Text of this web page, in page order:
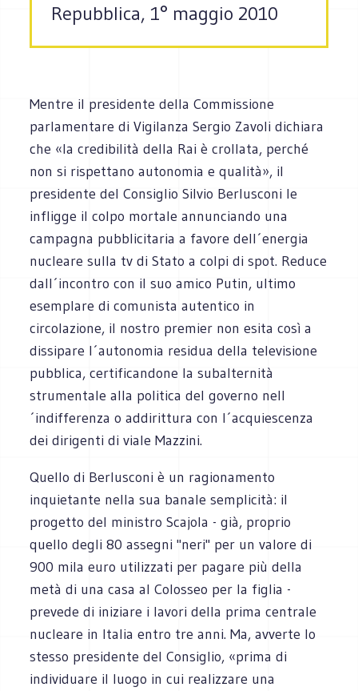
Repubblica, 1° maggio 2010
Mentre il presidente della Commissione
parlamentare di Vigilanza Sergio Zavoli dichiara
che «la credibilità della Rai è crollata, perché
non si rispettano autonomia e qualità», il
presidente del Consiglio Silvio Berlusconi le
infligge il colpo mortale annunciando una
campagna pubblicitaria a favore dell´energia
nucleare sulla tv di Stato a colpi di spot. Reduce
dall´incontro con il suo amico Putin, ultimo
esemplare di comunista autentico in
circolazione, il nostro premier non esita così a
dissipare l´autonomia residua della televisione
pubblica, certificandone la subalternità
strumentale alla politica del governo nell
´indifferenza o addirittura con l´acquiescenza
dei dirigenti di viale Mazzini.
Quello di Berlusconi è un ragionamento
inquietante nella sua banale semplicità: il
progetto del ministro Scajola - già, proprio
quello degli 80 assegni "neri" per un valore di
900 mila euro utilizzati per pagare più della
metà di una casa al Colosseo per la figlia -
prevede di iniziare i lavori della prima centrale
nucleare in Italia entro tre anni. Ma, avverte lo
stesso presidente del Consiglio, «prima di
individuare il luogo in cui realizzare una